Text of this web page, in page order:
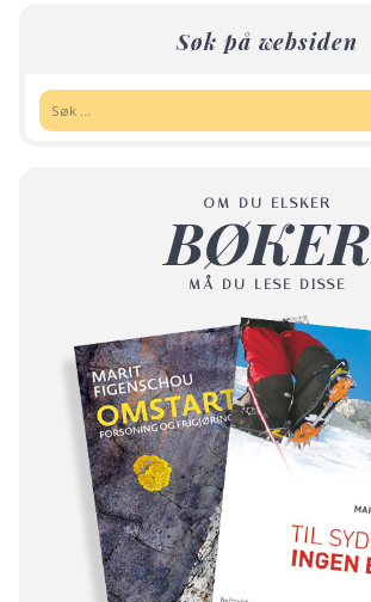
Søk på websiden
OM DU ELSKER
BØKER
MÅ DU LESE DISSE